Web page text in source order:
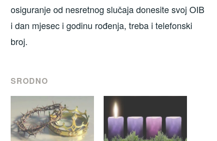
osiguranje od nesretnog slučaja donesite svoj OIB
i dan mjesec i godinu rođenja, treba i telefonski
broj.
SRODNO